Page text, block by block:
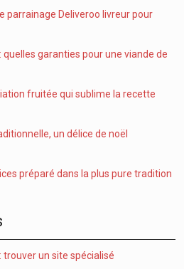
parrainage Deliveroo livreur pour
quelles garanties pour une viande de
fruitée qui sublime la recette
un délice de noël
préparé dans la plus pure tradition
trouver un site spécialisé